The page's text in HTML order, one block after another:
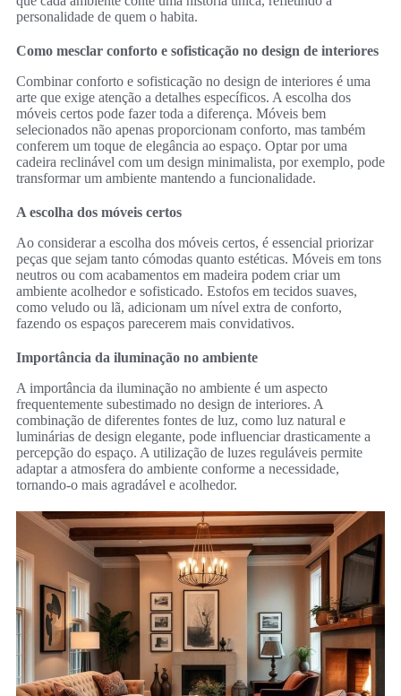
personalidade de quem o habita.
Como mesclar conforto e sofisticação no design de interiores
Combinar conforto e sofisticação no design de interiores é uma
arte que exige atenção a detalhes específicos. A escolha dos
móveis certos pode fazer toda a diferença. Móveis bem
selecionados não apenas proporcionam conforto, mas também
conferem um toque de elegância ao espaço. Optar por uma
cadeira reclinável com um design minimalista, por exemplo, pode
transformar um ambiente mantendo a funcionalidade.
A escolha dos móveis certos
Ao considerar a escolha dos móveis certos, é essencial priorizar
peças que sejam tanto cómodas quanto estéticas. Móveis em tons
neutros ou com acabamentos em madeira podem criar um
ambiente acolhedor e sofisticado. Estofos em tecidos suaves,
como veludo ou lã, adicionam um nível extra de conforto,
fazendo os espaços parecerem mais convidativos.
Importância da iluminação no ambiente
A importância da iluminação no ambiente é um aspecto
frequentemente subestimado no design de interiores. A
combinação de diferentes fontes de luz, como luz natural e
luminárias de design elegante, pode influenciar drasticamente a
percepção do espaço. A utilização de luzes reguláveis permite
adaptar a atmosfera do ambiente conforme a necessidade,
tornando-o mais agradável e acolhedor.